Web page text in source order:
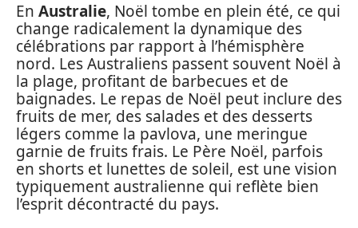
En Australie, Noël tombe en plein été, ce qui
change radicalement la dynamique des
célébrations par rapport à l’hémisphère
nord. Les Australiens passent souvent Noël à
la plage, profitant de barbecues et de
baignades. Le repas de Noël peut inclure des
fruits de mer, des salades et des desserts
légers comme la pavlova, une meringue
garnie de fruits frais. Le Père Noël, parfois
en shorts et lunettes de soleil, est une vision
typiquement australienne qui reflète bien
l’esprit décontracté du pays.